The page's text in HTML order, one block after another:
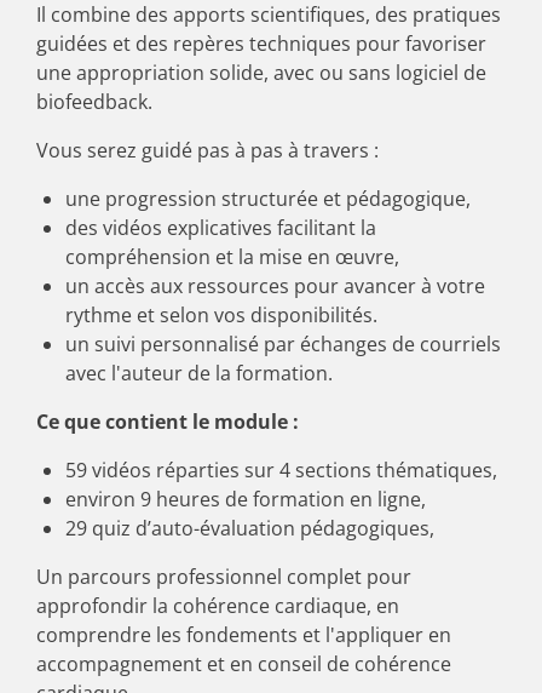
Il combine des apports scientifiques, des pratiques
guidées et des repères techniques pour favoriser
une appropriation solide, avec ou sans logiciel de
biofeedback.
Vous serez guidé pas à pas à travers :
une progression structurée et pédagogique,
des vidéos explicatives facilitant la
compréhension et la mise en œuvre,
un accès aux ressources pour avancer à votre
rythme et selon vos disponibilités.
un suivi personnalisé par échanges de courriels
avec l'auteur de la formation.
Ce que contient le module :
59 vidéos réparties sur 4 sections thématiques,
environ 9 heures de formation en ligne,
29 quiz d’auto-évaluation pédagogiques,
Un parcours professionnel complet pour
approfondir la cohérence cardiaque, en
comprendre les fondements et l'appliquer en
accompagnement et en conseil de cohérence